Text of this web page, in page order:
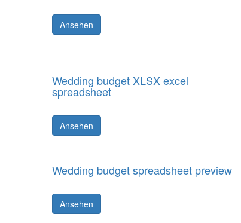
Ansehen
Wedding budget XLSX excel
spreadsheet
Ansehen
Wedding budget spreadsheet preview
Ansehen